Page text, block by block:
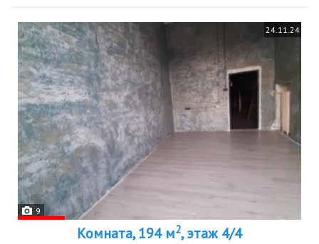
24.11.24
9
Комната, 194 м2, этаж 4/4